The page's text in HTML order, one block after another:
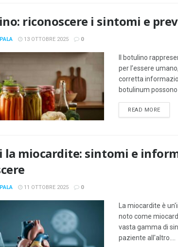
riconoscere i sintomi e
13 OTTOBRE 2025 0
Il botulino
per l’essere
corretta
botulinum possono
READ MORE
la miocardite: sintomi e
11 OTTOBRE 2025 0
La miocardite è
noto come
vasta gamma di
paziente all'altro....